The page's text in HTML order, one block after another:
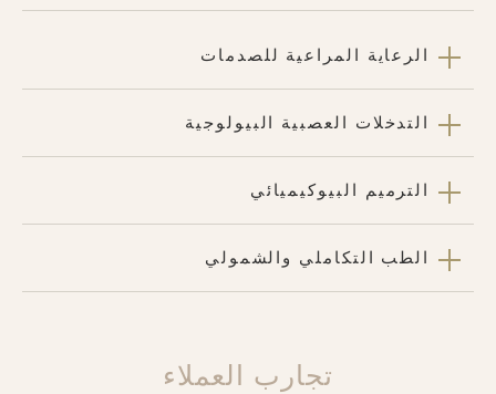
الرعاية المراعية للصدمات
التدخلات العصبية البيولوجية
الترميم البيوكيميائي
الطب التكاملي والشمولي
تجارب العملاء